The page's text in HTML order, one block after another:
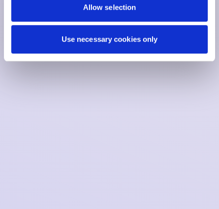
Allow selection
Use necessary cookies only